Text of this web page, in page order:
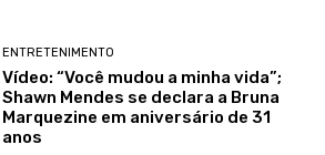
ENTRETENIMENTO
Vídeo: “Você mudou a minha vida”;
Shawn Mendes se declara a Bruna
Marquezine em aniversário de 31
anos